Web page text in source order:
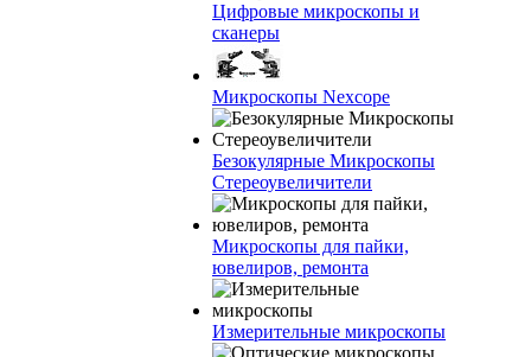
Цифровые микроскопы и
сканеры
Микроскопы Nexcope
Безокулярные Микроскопы
Стереоувеличители
Микроскопы для пайки,
ювелиров, ремонта
Измерительные микроскопы